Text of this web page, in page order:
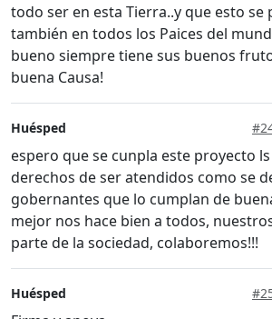
todo ser en esta Tierra..y que esto se
también en todos los Paices del
bueno siempre tiene sus buenos
buena Causa!
Huésped
espero que se cunpla este proyecto
derechos de ser atendidos como se
gobernantes que lo cumplan de
mejor nos hace bien a todos,
parte de la sociedad, colaboremos!!!
Huésped